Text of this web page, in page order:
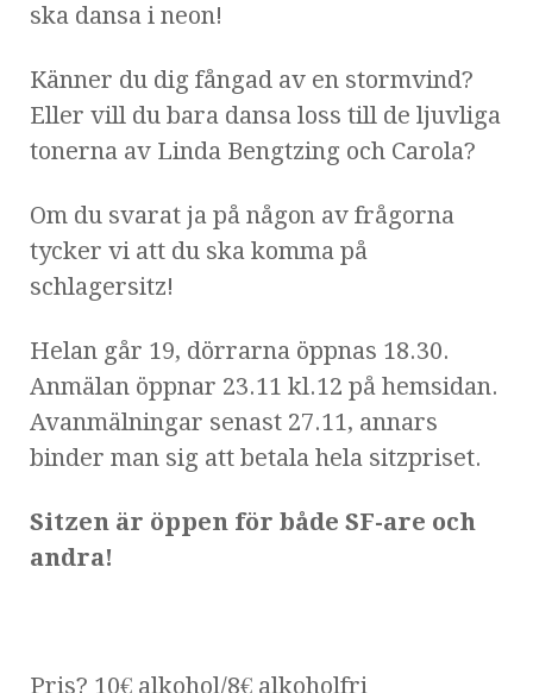
ska dansa i neon!
Känner du dig fångad av en stormvind?
Eller vill du bara dansa loss till de ljuvliga
tonerna av Linda Bengtzing och Carola?
Om du svarat ja på någon av frågorna
tycker vi att du ska komma på
schlagersitz!
Helan går 19, dörrarna öppnas 18.30.
Anmälan öppnar 23.11 kl.12 på hemsidan.
Avanmälningar senast 27.11, annars
binder man sig att betala hela sitzpriset.
Sitzen är öppen för både SF-are och
andra!
Pris? 10€ alkohol/8€ alkoholfri